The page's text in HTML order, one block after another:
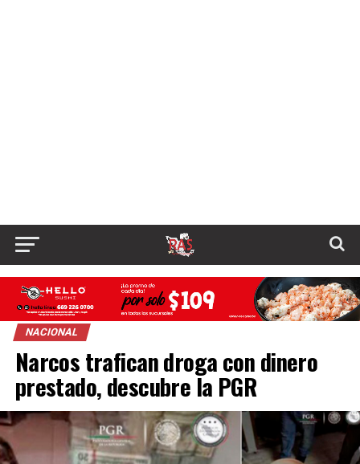
NACIONAL
Narcos trafican droga con dinero
prestado, descubre la PGR